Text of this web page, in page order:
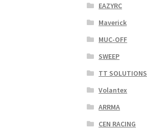
EAZYRC
Maverick
MUC-OFF
SWEEP
TT SOLUTIONS
Volantex
ARRMA
CEN RACING